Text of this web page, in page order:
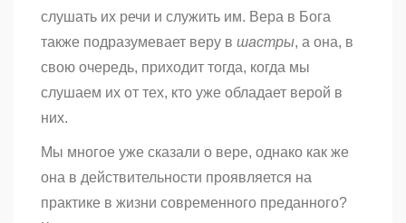
слушать их речи и служить им. Вера в Бога
также подразумевает веру в шастры, а она, в
свою очередь, приходит тогда, когда мы
слушаем их от тех, кто уже обладает верой в
них.
Мы многое уже сказали о вере, однако как же
она в действительности проявляется на
практике в жизни современного преданного?